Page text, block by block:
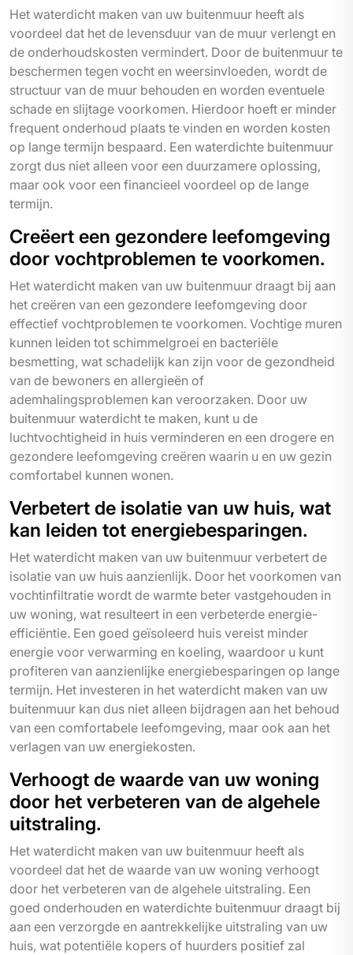
Het waterdicht maken van uw buitenmuur heeft als
voordeel dat het de levensduur van de muur verlengt en
de onderhoudskosten vermindert. Door de buitenmuur te
beschermen tegen vocht en weersinvloeden, wordt de
structuur van de muur behouden en worden eventuele
schade en slijtage voorkomen. Hierdoor hoeft er minder
frequent onderhoud plaats te vinden en worden kosten
op lange termijn bespaard. Een waterdichte buitenmuur
zorgt dus niet alleen voor een duurzamere oplossing,
maar ook voor een financieel voordeel op de lange
termijn.
Creëert een gezondere leefomgeving
door vochtproblemen te voorkomen.
Het waterdicht maken van uw buitenmuur draagt bij aan
het creëren van een gezondere leefomgeving door
effectief vochtproblemen te voorkomen. Vochtige muren
kunnen leiden tot schimmelgroei en bacteriële
besmetting, wat schadelijk kan zijn voor de gezondheid
van de bewoners en allergieën of
ademhalingsproblemen kan veroorzaken. Door uw
buitenmuur waterdicht te maken, kunt u de
luchtvochtigheid in huis verminderen en een drogere en
gezondere leefomgeving creëren waarin u en uw gezin
comfortabel kunnen wonen.
Verbetert de isolatie van uw huis, wat
kan leiden tot energiebesparingen.
Het waterdicht maken van uw buitenmuur verbetert de
isolatie van uw huis aanzienlijk. Door het voorkomen van
vochtinfiltratie wordt de warmte beter vastgehouden in
uw woning, wat resulteert in een verbeterde energie-
efficiëntie. Een goed geïsoleerd huis vereist minder
energie voor verwarming en koeling, waardoor u kunt
profiteren van aanzienlijke energiebesparingen op lange
termijn. Het investeren in het waterdicht maken van uw
buitenmuur kan dus niet alleen bijdragen aan het behoud
van een comfortabele leefomgeving, maar ook aan het
verlagen van uw energiekosten.
Verhoogt de waarde van uw woning
door het verbeteren van de algehele
uitstraling.
Het waterdicht maken van uw buitenmuur heeft als
voordeel dat het de waarde van uw woning verhoogt
door het verbeteren van de algehele uitstraling. Een
goed onderhouden en waterdichte buitenmuur draagt bij
aan een verzorgde en aantrekkelijke uitstraling van uw
huis, wat potentiële kopers of huurders positief zal